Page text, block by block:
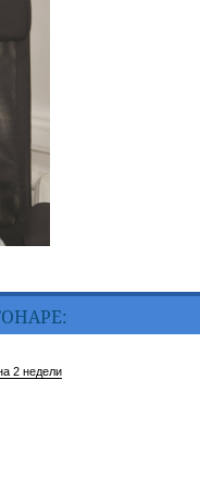
2 недели